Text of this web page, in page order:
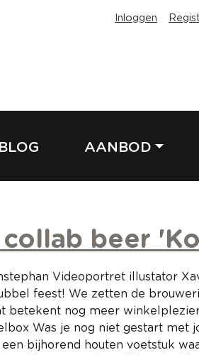
Inloggen
BLOG AANBOD
beer
Videoportret illustator
feest! We zetten de
nog meer
Was je nog niet gestart met
bijhorend houten voetstuk